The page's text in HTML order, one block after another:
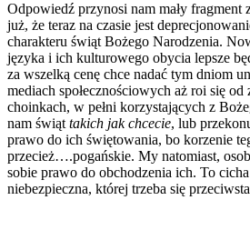
Odpowiedź przynosi nam mały fragment
już, że teraz na czasie jest
charakteru świąt Bożego Narodzenia.
języka i ich kulturowego obycia lepsze
za wszelką cenę chce nadać tym dniom
mediach społecznościowych aż roi się
choinkach, w pełni korzystających z
nam świąt takich jak chcecie, lub
prawo do ich świętowania, bo korzenie
przecież….pogańskie. My natomiast,
sobie prawo do obchodzenia ich. To
niebezpieczna, której trzeba się